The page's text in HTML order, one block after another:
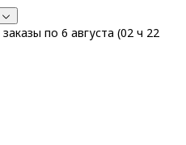
по 6 августа (02 ч 22